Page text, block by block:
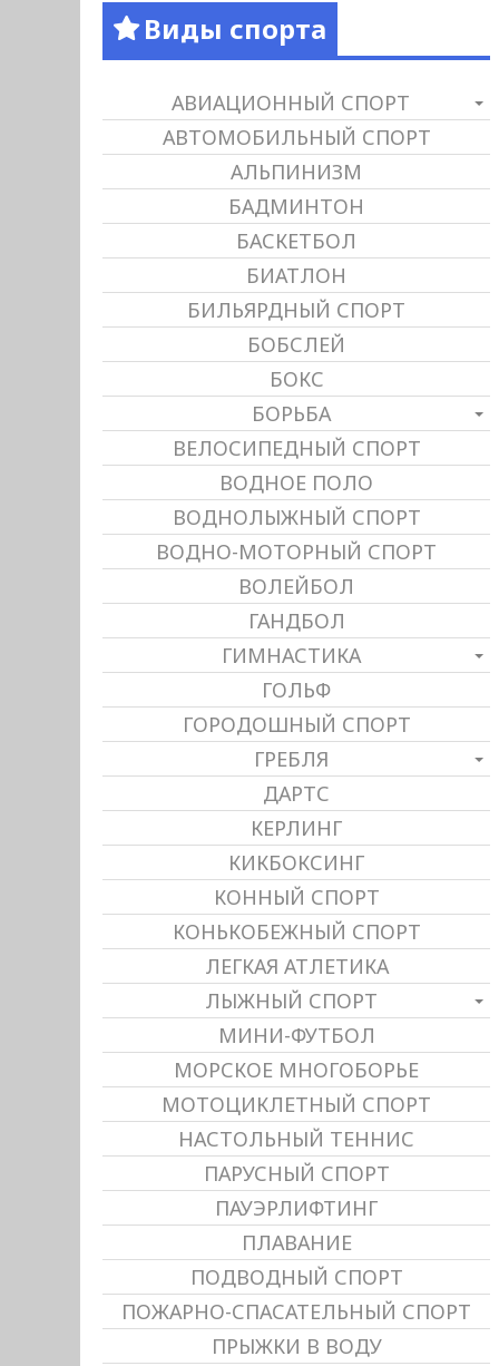
Виды спорта
АВИАЦИОННЫЙ СПОРТ
АВТОМОБИЛЬНЫЙ СПОРТ
АЛЬПИНИЗМ
БАДМИНТОН
БАСКЕТБОЛ
БИАТЛОН
БИЛЬЯРДНЫЙ СПОРТ
БОБСЛЕЙ
БОКС
БОРЬБА
ВЕЛОСИПЕДНЫЙ СПОРТ
ВОДНОЕ ПОЛО
ВОДНОЛЫЖНЫЙ СПОРТ
ВОДНО-МОТОРНЫЙ СПОРТ
ВОЛЕЙБОЛ
ГАНДБОЛ
ГИМНАСТИКА
ГОЛЬФ
ГОРОДОШНЫЙ СПОРТ
ГРЕБЛЯ
ДАРТС
КЕРЛИНГ
КИКБОКСИНГ
КОННЫЙ СПОРТ
КОНЬКОБЕЖНЫЙ СПОРТ
ЛЕГКАЯ АТЛЕТИКА
ЛЫЖНЫЙ СПОРТ
МИНИ-ФУТБОЛ
МОРСКОЕ МНОГОБОРЬЕ
МОТОЦИКЛЕТНЫЙ СПОРТ
НАСТОЛЬНЫЙ ТЕННИС
ПАРУСНЫЙ СПОРТ
ПАУЭРЛИФТИНГ
ПЛАВАНИЕ
ПОДВОДНЫЙ СПОРТ
ПОЖАРНО-СПАСАТЕЛЬНЫЙ СПОРТ
ПРЫЖКИ В ВОДУ